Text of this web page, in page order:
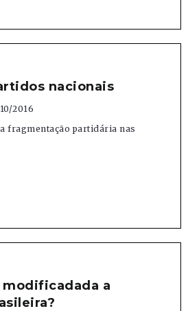
nacionais
2016
fragmentação partidária nas
modificadada a